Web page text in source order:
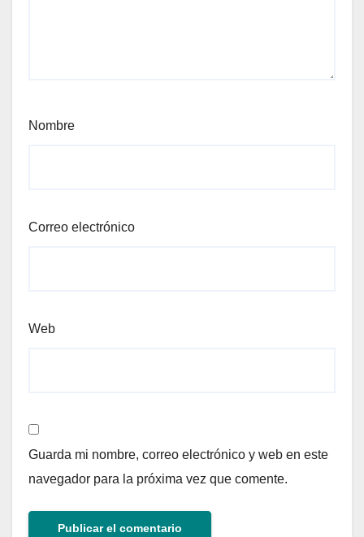
Nombre
Correo electrónico
Web
Guarda mi nombre, correo electrónico y web en este
navegador para la próxima vez que comente.